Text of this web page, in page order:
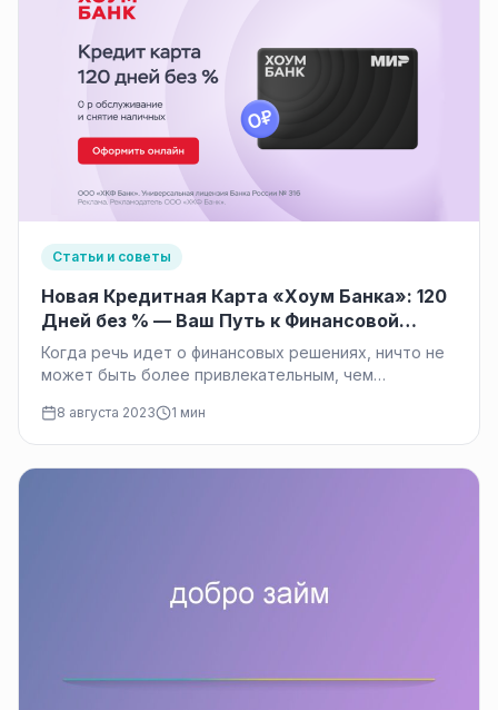
Статьи и советы
Новая Кредитная Карта «Хоум Банка»: 120
Дней без % — Ваш Путь к Финансовой
Свободе
Когда речь идет о финансовых решениях, ничто не
может быть более привлекательным, чем
8 августа 2023 1 мин